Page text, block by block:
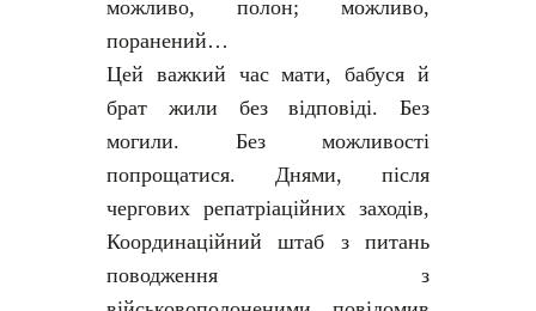
можливо, полон; можливо,
поранений…
Цей важкий час мати, бабуся й
брат жили без відповіді. Без
могили. Без можливості
попрощатися. Днями, після
чергових репатріаційних заходів,
Координаційний штаб з питань
поводження з